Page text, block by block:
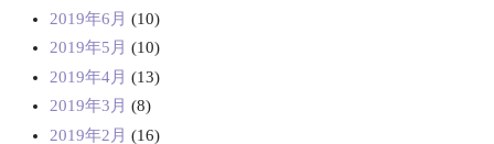
2019年6月 (10)
2019年5月 (10)
2019年4月 (13)
2019年3月 (8)
2019年2月 (16)